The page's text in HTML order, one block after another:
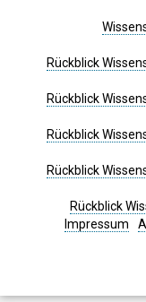
Rückblick
Rückblick
Rückblick
Rückblick
Rückblick
Impressum